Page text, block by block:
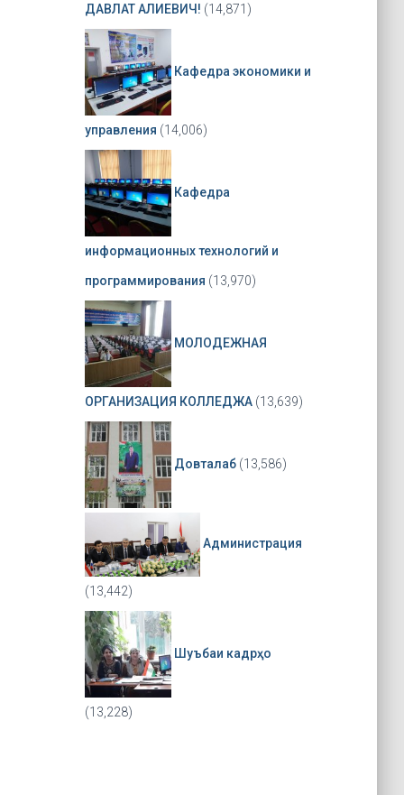
ДАВЛАТ АЛИЕВИЧ! (14,871)
Кафедра экономики и
управления (14,006)
Кафедра
информационных технологий и
программирования (13,970)
МОЛОДЕЖНАЯ
ОРГАНИЗАЦИЯ КОЛЛЕДЖА (13,639)
Довталаб (13,586)
Администрация
(13,442)
Шуъбаи кадрҳо
(13,228)